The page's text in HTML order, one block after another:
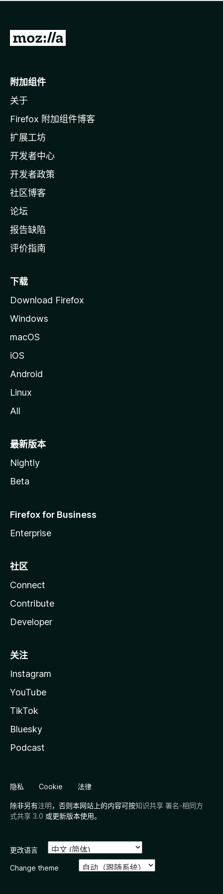
无
转
o
i
l
a
主
页
附加组件
关于
Firefox 附加组件博客
扩展工坊
开发者中心
开发者政策
社区博客
论坛
报告缺陷
评价指南
下载
Download Firefox
Windows
macOS
iOS
Android
Linux
All
最新版本
Nightly
Beta
Firefox for Business
Enterprise
社区
Connect
Contribute
Developer
关注
Instagram
YouTube
TikTok
Bluesky
Podcast
隐私 Cookie 法律
除非另有注明，否则本网站上的内容可按知识共享 署名-相同方
式共享 3.0 或更新版本使用。
更改语言
Change theme